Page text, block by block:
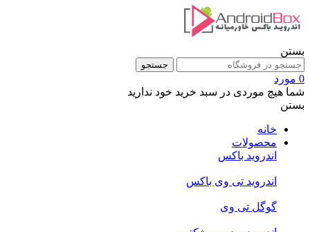
بستن
جستجو
0 مورد
شما هیچ موردی در سبد خرید خود ندارید
بستن
خانه
محصولات
اندروید باکس
اندروید تی‌ وی باکس
گوگل تی وی